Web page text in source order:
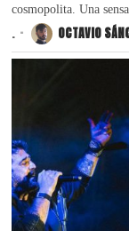
cosmopolita. Una
. OCTAVIO